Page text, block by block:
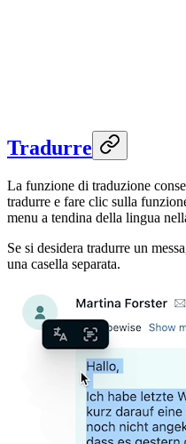
Tradurre
La funzione di traduzione
tradurre e fare clic sulla
menu a tendina della lingua
Se si desidera tradurre un
una casella separata.